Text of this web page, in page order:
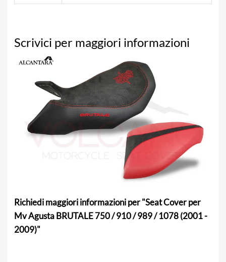
Scrivici per maggiori informazioni
Richiedi maggiori informazioni per "Seat Cover per
Mv Agusta BRUTALE 750 / 910 / 989 / 1078 (2001 -
2009)"